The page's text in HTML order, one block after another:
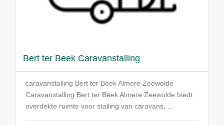
Bert ter Beek Caravanstalling
caravanstalling Bert ter Beek Almere Zeewolde
Caravanstalling Bert ter Beek Almere Zeewolde biedt
overdekte ruimte voor stalling van caravans, ...